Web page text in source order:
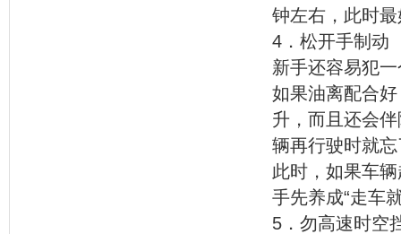
钟左右，此时
4．松开手制动
新手还容易犯
如果油离配合
升，而且还会
辆再行驶时就
此时，如果车
手先养成“走车
5．勿高速时空